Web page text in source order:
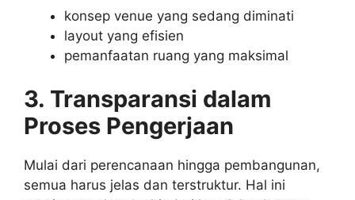
konsep venue yang sedang diminati
layout yang efisien
pemanfaatan ruang yang maksimal
3. Transparansi dalam
Proses Pengerjaan
Mulai dari perencanaan hingga pembangunan,
semua harus jelas dan terstruktur. Hal ini